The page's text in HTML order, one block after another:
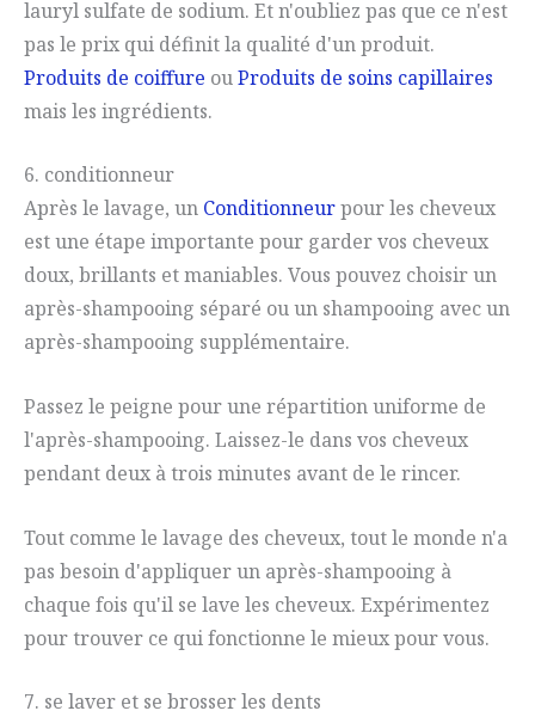
lauryl sulfate de sodium. Et n'oubliez pas que ce n'est
pas le prix qui définit la qualité d'un produit.
Produits de coiffure ouProduits de soins capillaires
mais les ingrédients.
6. conditionneur
Après le lavage, un Conditionneurpour les cheveux
est une étape importante pour garder vos cheveux
doux, brillants et maniables. Vous pouvez choisir un
après-shampooing séparé ou un shampooing avec un
après-shampooing supplémentaire.
Passez le peigne pour une répartition uniforme de
l'après-shampooing. Laissez-le dans vos cheveux
pendant deux à trois minutes avant de le rincer.
Tout comme le lavage des cheveux, tout le monde n'a
pas besoin d'appliquer un après-shampooing à
chaque fois qu'il se lave les cheveux. Expérimentez
pour trouver ce qui fonctionne le mieux pour vous.
7. se laver et se brosser les dents